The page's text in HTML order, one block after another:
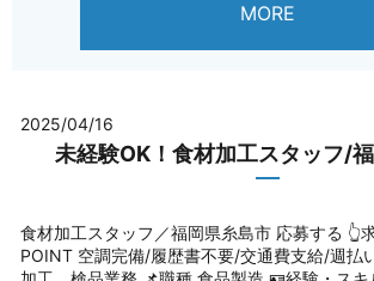
MORE
2025/04/16
未経験OK！食材加工スタッフ/
食材加工スタッフ／福岡県糸島市 応募する 👆
POINT 空調完備/履歴書不要/交通費支給/週払